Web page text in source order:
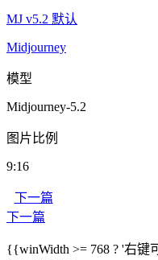
MJ v5.2 默认
Midjourney
模型
Midjourney-5.2
图片比例
9:16
下一篇
下一篇
{{winWidth >= 768 ? '右键